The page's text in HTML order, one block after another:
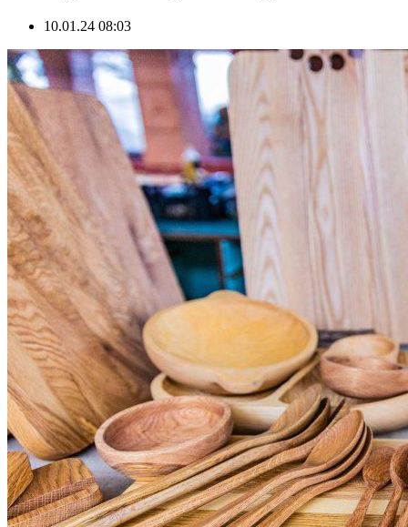
10.01.24 08:03